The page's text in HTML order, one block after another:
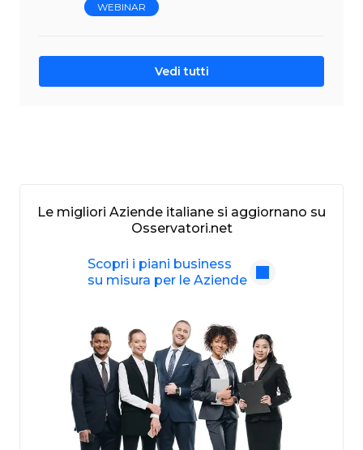
WEBINAR
Vedi tutti
Le migliori Aziende italiane si aggiornano su
Osservatori.net
Scopri i piani business
su misura per le Aziende